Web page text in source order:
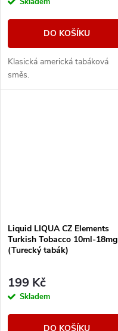
DO KOŠÍKU
Klasická americká tabáková
směs.
Liquid LIQUA CZ Elements
Turkish Tobacco 10ml-18mg
(Turecký tabák)
199 Kč
Skladem
DO KOŠÍKU